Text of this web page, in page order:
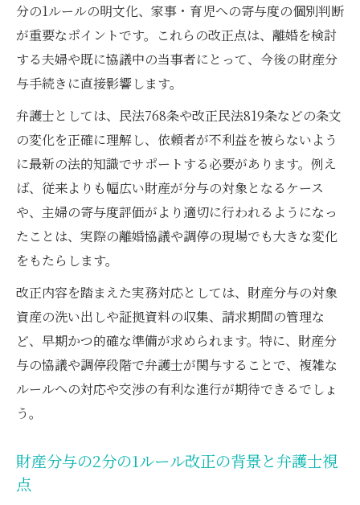
ント
民法768条2項改正と弁護士の実務的アドバ
イス
離婚後の請求期間延長と弁護士活用法
弁護士視点でみる財産分与5年請求の注意点
財産分与の5年以内請求を弁護士が徹底解説
公平な分与を目指す際の弁護士活用術
弁護士が導く公平な財産分与のための実務
戦略
財産分与で弁護士が果たす交渉・調停の役
割
弁護士が強調する民法768条改正の考慮事項
弁護士による財産分与額シミュレーション
の方法
公平な分与実現に不可欠な弁護士のアドバ
イス
弁護士が解説する2分の1ルール明文化の要
分の1ルールの明文化、家事・育児への寄与度の個別判断
が重要なポイントです。これらの改正点は、離婚を検討
する夫婦や既に協議中の当事者にとって、今後の財産分
与手続きに直接影響します。
弁護士としては、民法768条や改正民法819条などの条文
の変化を正確に理解し、依頼者が不利益を被らないよう
に最新の法的知識でサポートする必要があります。例え
ば、従来よりも幅広い財産が分与の対象となるケース
や、主婦の寄与度評価がより適切に行われるようになっ
たことは、実際の離婚協議や調停の現場でも大きな変化
をもたらします。
改正内容を踏まえた実務対応としては、財産分与の対象
資産の洗い出しや証拠資料の収集、請求期間の管理な
ど、早期かつ的確な準備が求められます。特に、財産分
与の協議や調停段階で弁護士が関与することで、複雑な
ルールへの対応や交渉の有利な進行が期待できるでしょ
う。
財産分与の2分の1ルール改正の背景と弁護士視
点